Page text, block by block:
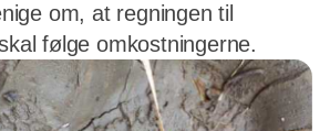
om, at regningen til
følge omkostningerne.